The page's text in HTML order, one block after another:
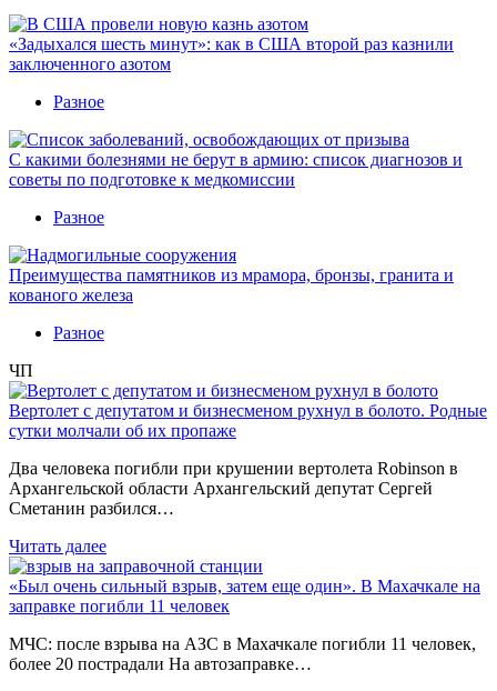
«Задыхался шесть минут»: как в США второй раз казнили
заключенного азотом
Разное
С какими болезнями не берут в армию: список диагнозов и
советы по подготовке к медкомиссии
Разное
Преимущества памятников из мрамора, бронзы, гранита и
кованого железа
Разное
ЧП
Вертолет с депутатом и бизнесменом рухнул в болото. Родные
сутки молчали об их пропаже
Два человека погибли при крушении вертолета Robinson в
Архангельской области Архангельский депутат Сергей
Сметанин разбился…
Читать далее
«Был очень сильный взрыв, затем еще один». В Махачкале на
заправке погибли 11 человек
МЧС: после взрыва на АЗС в Махачкале погибли 11 человек,
более 20 пострадали На автозаправке…